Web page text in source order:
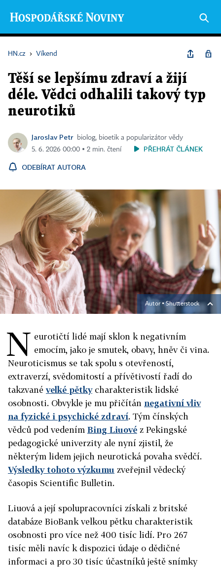
HN.cz › Víkend
Těší se lepšímu zdraví a žijí
déle. Vědci odhalili takový typ
neurotiků
Jaroslav Petr
biolog, bioetik a popularizátor vědy
5. 6. 2026 00:00 ▪ 2 min. čtení
PŘEHRÁT ČLÁNEK
ODEBÍRAT AUTORA
Autor ▪Shutterstock
N eurotičtí lidé mají sklon k negativním
emocím, jako je smutek, obavy, hněv či vina.
Neuroticismus se tak spolu s otevřeností,
extraverzí, svědomitostí a přívětivostí řadí do
takzvanévelké pětkycharakteristik lidské
osobnosti. Obvykle je mu přičítán negativní vliv
na fyzické i psychické zdraví. Tým čínských
vědců pod vedením Bing Liuové z Pekingské
pedagogické univerzity ale nyní zjistil, že
některým lidem jejich neurotická povaha svědčí.
Výsledky tohoto výzkumu zveřejnil vědecký
časopis Scientific Bulletin.
Liuová a její spolupracovníci získali z britské
databáze BioBank velkou pětku charakteristik
osobnosti pro více než 400 tisíc lidí. Pro 267
tisíc měli navíc k dispozici údaje o dědičné
informaci a pro 30 tisíc účastníků ještě snímky